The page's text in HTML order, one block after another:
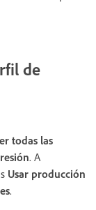
de
todas las
. A
Usar producción
.